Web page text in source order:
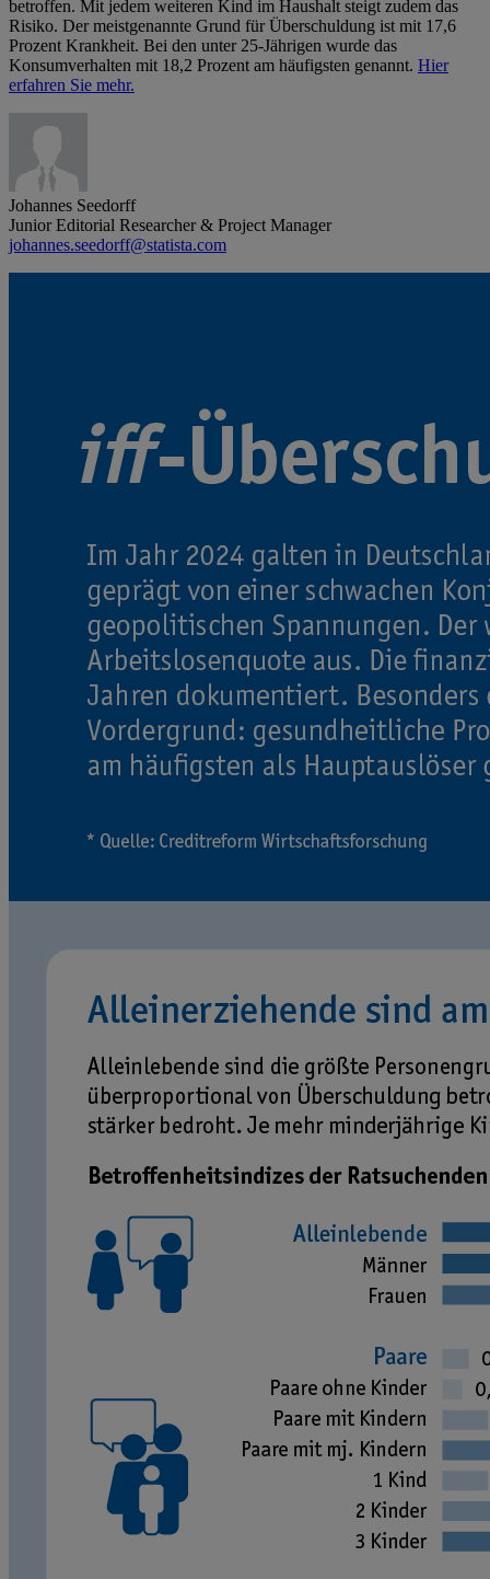
betroffen. Mit jedem weiteren Kind im Haushalt steigt zudem das
Risiko. Der meistgenannte Grund für Überschuldung ist mit 17,6
Prozent Krankheit. Bei den unter 25-Jährigen wurde das
Konsumverhalten mit 18,2 Prozent am häufigsten genannt. Hier
erfahren Sie mehr.
Johannes Seedorff
Junior Editorial Researcher & Project Manager
johannes.seedorff@statista.com